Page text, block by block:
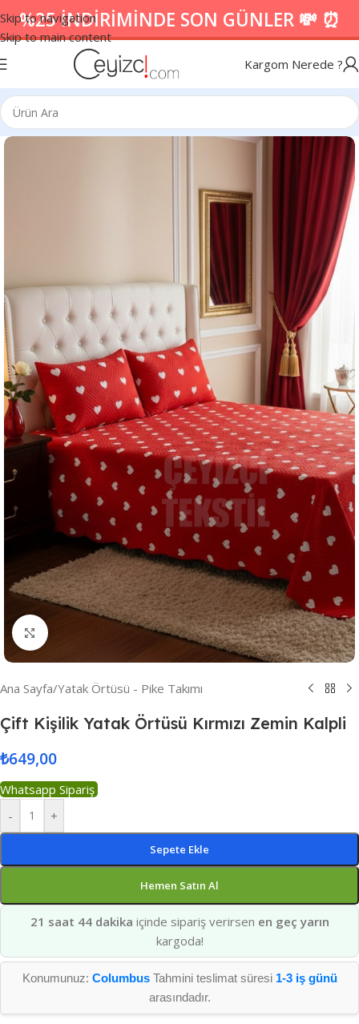
Skip to navigation
Skip to main content
%25 İNDİRİMİNDE SON GÜNLER 💸 ⏰
Kargom Nerede ?
Resmi Büyüt
Ana Sayfa/Yatak Örtüsü - Pike Takımı
Çift Kişilik Yatak Örtüsü Kırmızı Zemin Kalpli
₺649,00
Whatsapp Sipariş
-
+
Sepete Ekle
Hemen Satın Al
21 saat 44 dakika içinde sipariş verirsen en geç yarın
kargoda!
Konumunuz: ColumbusTahmini teslimat süresi 1-3 iş günü
arasındadır.